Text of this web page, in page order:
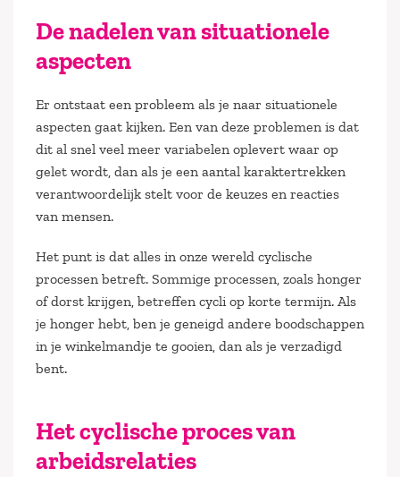
De nadelen van situationele
aspecten
Er ontstaat een probleem als je naar situationele
aspecten gaat kijken. Een van deze problemen is dat
dit al snel veel meer variabelen oplevert waar op
gelet wordt, dan als je een aantal karaktertrekken
verantwoordelijk stelt voor de keuzes en reacties
van mensen.
Het punt is dat alles in onze wereld cyclische
processen betreft. Sommige processen, zoals honger
of dorst krijgen, betreffen cycli op korte termijn. Als
je honger hebt, ben je geneigd andere boodschappen
in je winkelmandje te gooien, dan als je verzadigd
bent.
Het cyclische proces van
arbeidsrelaties